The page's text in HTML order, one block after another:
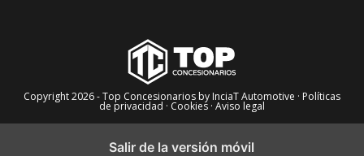
Copyright 2026 - Top Concesionarios by InciaT Automotive · Políticas
de privacidad · Cookies · Aviso legal
Salir de la versión móvil